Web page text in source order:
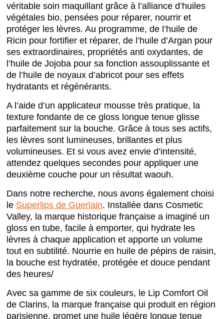
véritable soin maquillant grâce à l’alliance d’huiles
végétales bio, pensées pour réparer, nourrir et
protéger les lèvres. Au programme, de l’huile de
Ricin pour fortifier et réparer, de l’huile d’Argan pour
ses extraordinaires, propriétés anti oxydantes, de
l’huile de Jojoba pour sa fonction assouplissante et
de l’huile de noyaux d’abricot pour ses effets
hydratants et régénérants.
A l’aide d’un applicateur mousse très pratique, la
texture fondantede ce gloss longue tenueglisse
parfaitement sur la bouche. Grâce à tous ses actifs,
les lèvres sont lumineuses, brillantes et plus
volumineuses. Et si vous avez envie d’intensité,
attendez quelques secondes pour appliquer une
deuxième couche pour un résultat waouh.
Dans notre recherche, nous avons également choisi
le Superlips de Guerlain. Installée dans Cosmetic
Valley, la marque historique française a imaginé un
gloss en tube, facile à emporter, qui hydrate les
lèvres à chaque application et apporte un volume
tout en subtilité. Nourrie en huile de pépins de raisin,
la bouche est hydratée, protégée et douce pendant
des heures/
Avec sa gamme de six couleurs, le Lip Comfort Oil
de Clarins, la marque française qui produit en région
parisienne, promet une huile légère longue tenue